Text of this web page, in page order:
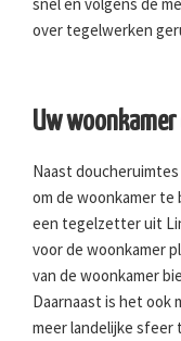
over tegelwerken
Uw
Naast
om de woonkamer te
een tegelzetter uit
voor de woonkamer
van de woonkamer
Daarnaast is het ook
meer landelijke sfeer